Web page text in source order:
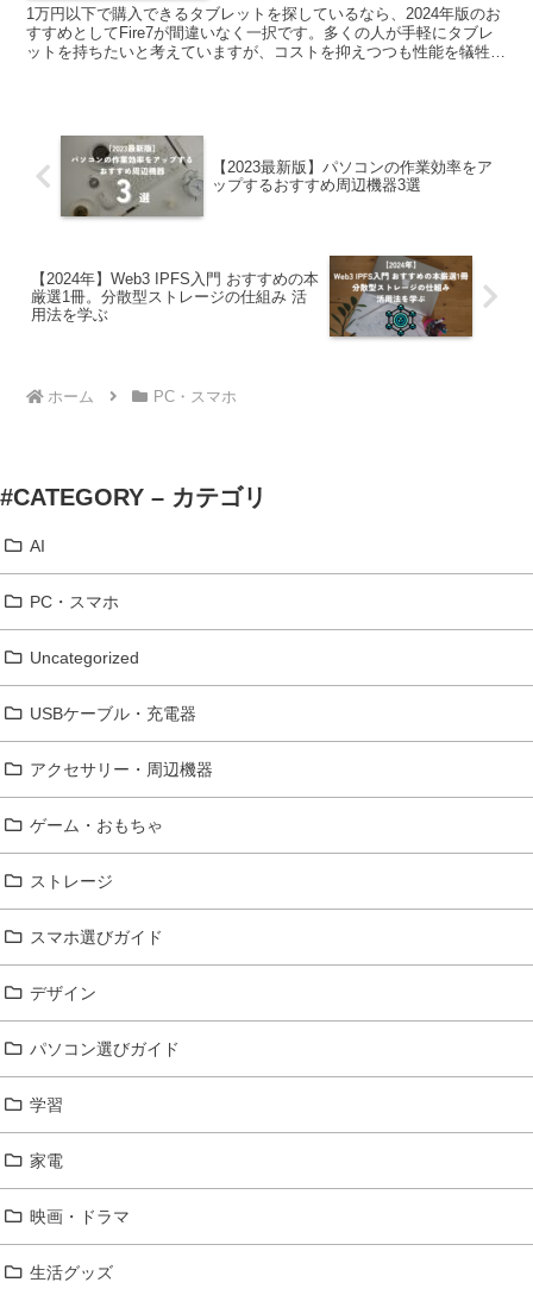
1万円以下で購入できるタブレットを探しているなら、2024年版のお
すすめとしてFire7が間違いなく一択です。多くの人が手軽にタブレ
ットを持ちたいと考えていますが、コストを抑えつつも性能を犠牲に
【2023最新版】パソコンの作業効率をア
ップするおすすめ周辺機器3選
【2024年】Web3 IPFS入門 おすすめの本
厳選1冊。分散型ストレージの仕組み 活
用法を学ぶ
ホーム PC・スマホ
#CATEGORY – カテゴリ
AI
PC・スマホ
Uncategorized
USBケーブル・充電器
アクセサリー・周辺機器
ゲーム・おもちゃ
ストレージ
スマホ選びガイド
デザイン
パソコン選びガイド
学習
家電
映画・ドラマ
生活グッズ